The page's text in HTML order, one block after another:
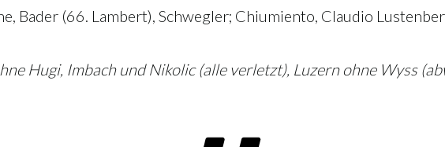
Bader (66. Lambert), Schwegler; Chiumiento, Claudio
Hugi, Imbach und Nikolic (alle verletzt), Luzern ohne Wyss